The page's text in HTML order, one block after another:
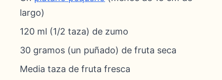
largo)
120 ml (1/2 taza) de zumo
30 gramos (un puñado) de fruta seca
Media taza de fruta fresca